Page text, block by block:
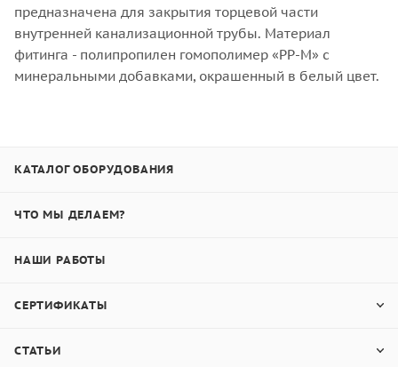
предназначена для закрытия торцевой части
внутренней канализационной трубы. Материал
фитинга - полипропилен гомополимер «PP-М» с
минеральными добавками, окрашенный в белый цвет.
КАТАЛОГ ОБОРУДОВАНИЯ
ЧТО МЫ ДЕЛАЕМ?
НАШИ РАБОТЫ
СЕРТИФИКАТЫ
СТАТЬИ